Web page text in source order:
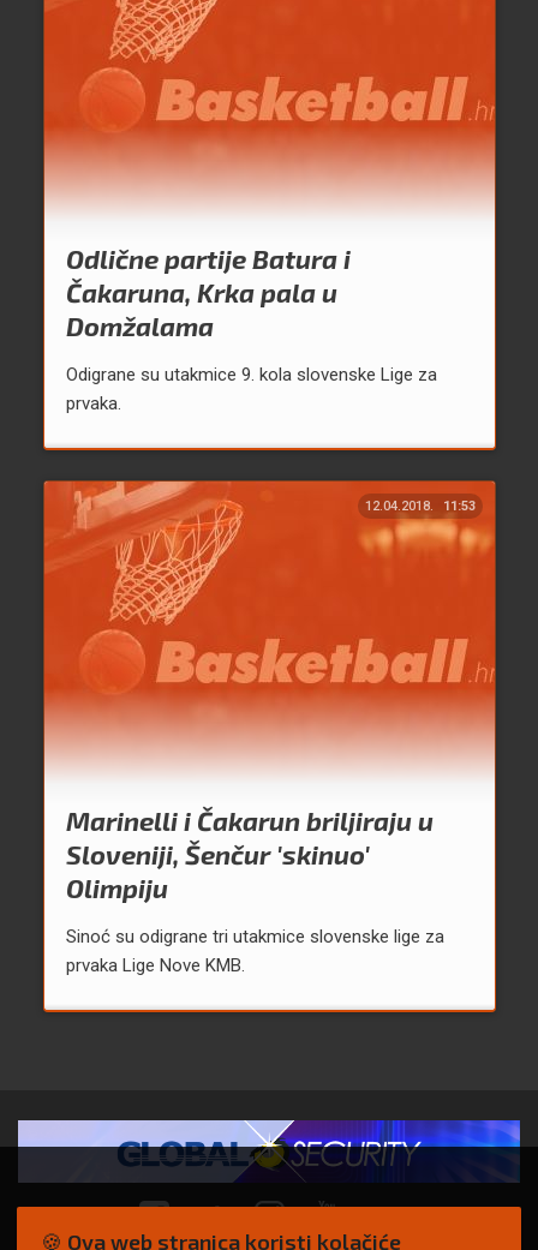
Odlične partije Batura i
Čakaruna, Krka pala u
Domžalama
Odigrane su utakmice 9. kola slovenske Lige za
prvaka.
12.04.2018. 11:53
Marinelli i Čakarun briljiraju u
Sloveniji, Šenčur 'skinuo'
Olimpiju
Sinoć su odigrane tri utakmice slovenske lige za
prvaka Lige Nove KMB.
🍪 Ova web stranica koristi kolačiće